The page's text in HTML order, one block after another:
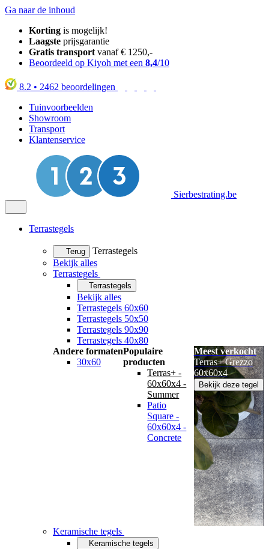
Ga naar de inhoud
Korting is mogelijk!
Laagste prijsgarantie
Gratis transport vanaf € 1250,-
Beoordeeld op Kiyoh met een 8,4/10
8.2 • 2462 beoordelingen
Tuinvoorbeelden
Showroom
Transport
Klantenservice
Sierbestrating.be
Terrastegels
Terug
Terrastegels
Bekijk alles
Terrastegels
Terrastegels
Bekijk alles
Terrastegels 60x60
Terrastegels 50x50
Terrastegels 90x90
Terrastegels 40x80
Andere formaten
30x60
Populaire
producten
Terras+ -
60x60x4 -
Summer
Patio
Square -
60x60x4 -
Concrete
Meest verkocht
Terras+ Grezzo
60x60x4
Bekijk deze tegel
Keramische tegels
Keramische tegels